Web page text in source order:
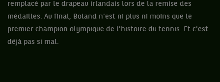
remplacé par le drapeau irlandais lors de la remise des
médailles. Au final, Boland n'est ni plus ni moins que le
premier champion olympique de l'histoire du tennis. Et c'est
déjà pas si mal.